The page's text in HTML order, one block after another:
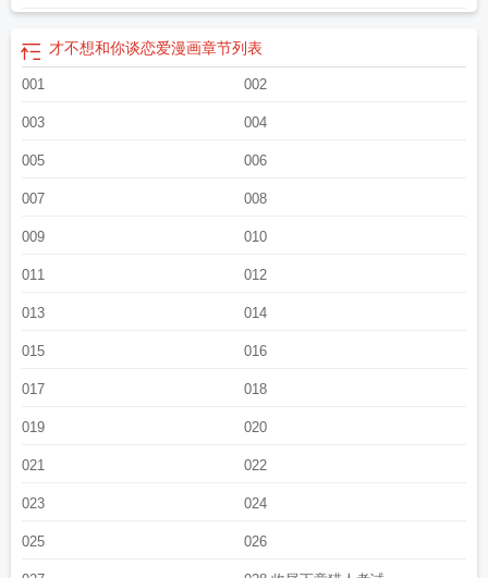
才不想和你谈恋爱漫画章节列表
001 002
003 004
005 006
007 008
009 010
011 012
013 014
015 016
017 018
019 020
021 022
023 024
025 026